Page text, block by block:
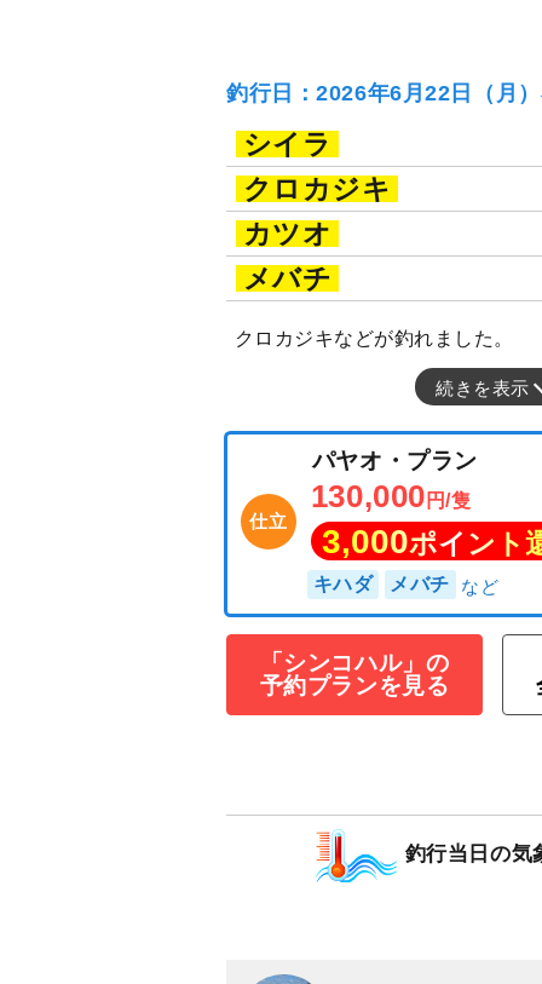
釣行日：2026年6月22日（月
シイラ
クロカジキ
カツオ
メバチ
クロカジキなどが釣れました。
続きを表示
パヤオ・プラン
130,000
キハダ
「シンコハル」の
予約プランを見る
釣行当日の気